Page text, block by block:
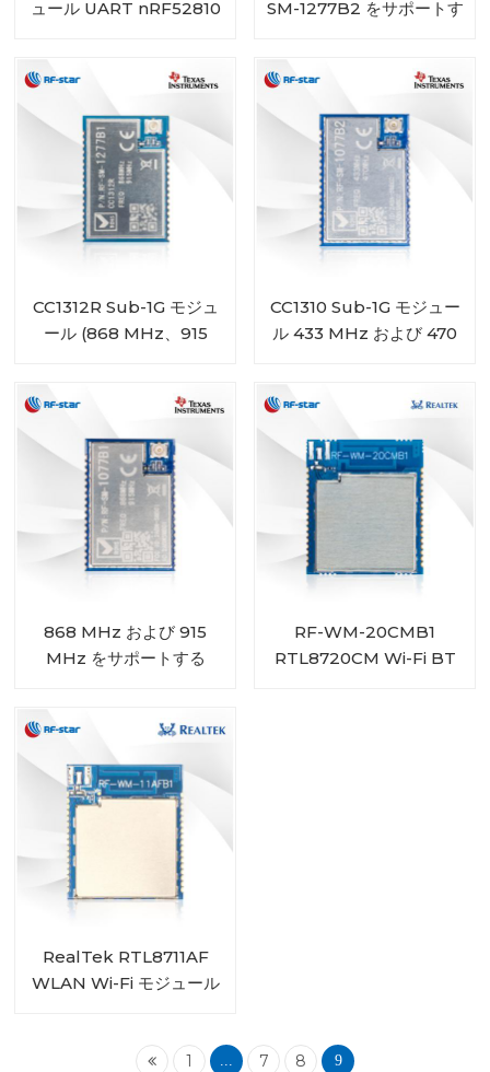
ュール UART nRF52810
SM-1277B2 をサポートす
CC1312R Sub-1G モジュ
ール (868 MHz、915
CC1310 Sub-1G モジュー
ル 433 MHz および 470
868 MHz および 915
MHz をサポートする
RF-WM-20CMB1
RTL8720CM Wi-Fi BT
RealTek RTL8711AF
WLAN Wi-Fi モジュール
1 ... 7 8 9